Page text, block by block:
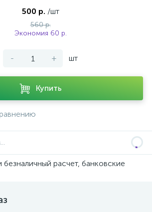
500 р. /шт
560 р.
Экономия 60 р.
- + шт
Купить
расчет, банковские